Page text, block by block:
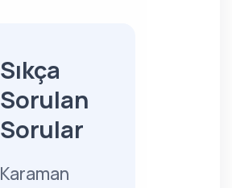
Sıkça
Sorulan
Sorular
Karaman